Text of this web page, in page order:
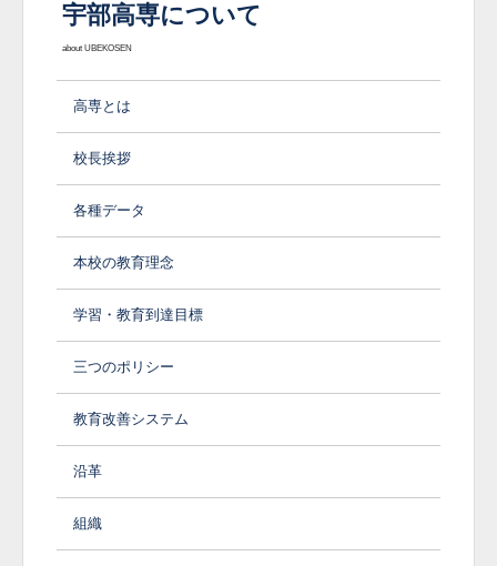
宇部高専について
about UBEKOSEN
高専とは
校長挨拶
各種データ
本校の教育理念
学習・教育到達目標
三つのポリシー
教育改善システム
沿革
組織